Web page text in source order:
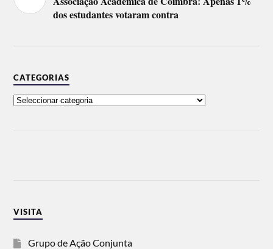
dos estudantes votaram contra
CATEGORIAS
VISITA
Grupo de Ação Conjunta